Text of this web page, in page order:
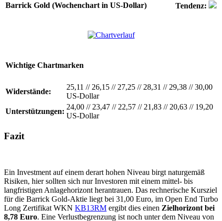
Barrick Gold (Wochenchart in US-Dollar) Tendenz:
Wichtige Chartmarken
Widerstände:
25,11 //26,15 //27,25 //28,31 //29,38 //30,00
US-Dollar
Unterstützungen:
24,00 //23,47 //22,57 //21,83 //20,63 //19,20
US-Dollar
Fazit
Ein Investment auf einem derart hohen Niveau birgt naturgemäß
Risiken, hier sollten sich nur Investoren mit einem mittel- bis
langfristigen Anlagehorizont herantrauen. Das rechnerische Kursziel
für die Barrick Gold-Aktie liegt bei 31,00 Euro, im Open End Turbo
Long Zertifikat WKN KB13RM ergibt dies einen Zielhorizont bei
8,78 Euro. Eine Verlustbegrenzung ist noch unter dem Niveau von